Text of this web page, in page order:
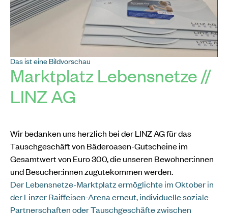
0732 / 2177
Rund um die Uhr.
Die Krisenhilfe OÖ bietet rasche und professionelle
Hilfe und Unterstützung bei psychischen Krisen. Unter
der Nummer 0732 / 2177 ist die Krisenhilfe OÖ rund
um die Uhr für Anrufer:innen aus ganz Oberösterreich
Das ist eine Bildvorschau
Marktplatz Lebensnetze //
LINZ AG
Wir bedanken uns herzlich bei der LINZ AG für das
Tauschgeschäft von Bäderoasen-Gutscheine im
Gesamtwert von Euro 300, die unseren Bewohner:innen
und Besucher:innen zugutekommen werden.
Der Lebensnetze-Marktplatz ermöglichte im Oktober in
der Linzer Raiffeisen-Arena erneut, individuelle soziale
Partnerschaften oder Tauschgeschäfte zwischen